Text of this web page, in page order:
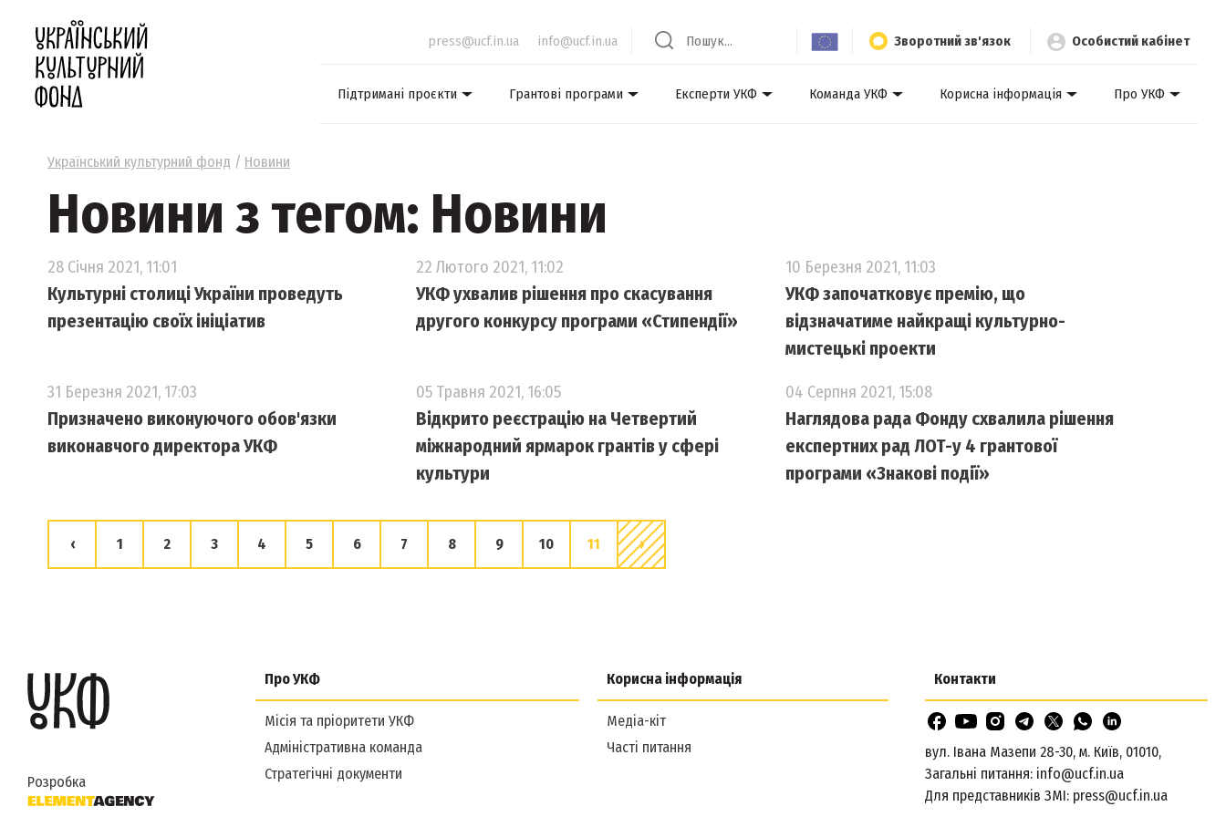
press@ucf.in.ua info@ucf.in.ua Зворотний зв'язок Особистий кабінет
Підтримані проєкти Грантові програми Експерти УКФ Команда УКФ Корисна інформація Про УКФ
Український культурний фонд / Новини
Новини з тегом: Новини
28 Січня 2021, 11:01
Культурні столиці України проведуть
презентацію своїх ініціатив
22 Лютого 2021, 11:02
УКФ ухвалив рішення про скасування
другого конкурсу програми «Стипендії»
10 Березня 2021, 11:03
УКФ започатковує премію, що
відзначатиме найкращі культурно-
мистецькі проекти
31 Березня 2021, 17:03
Призначено виконуючого обов'язки
виконавчого директора УКФ
05 Травня 2021, 16:05
Відкрито реєстрацію на Четвертий
міжнародний ярмарок грантів у сфері
культури
04 Серпня 2021, 15:08
Наглядова рада Фонду схвалила рішення
експертних рад ЛОТ-у 4 грантової
програми «Знакові події»
‹ 1 2 3 4 5 6 7 8 9 10 11 ›
Розробка
Про УКФ
Місія та пріоритети УКФ
Адміністративна команда
Стратегічні документи
Корисна інформація
Медіа-кіт
Часті питання
Контакти
вул. Івана Мазепи 28-30, м. Київ, 01010,
Загальні питання: info@ucf.in.ua
Для представників ЗМІ: press@ucf.in.ua